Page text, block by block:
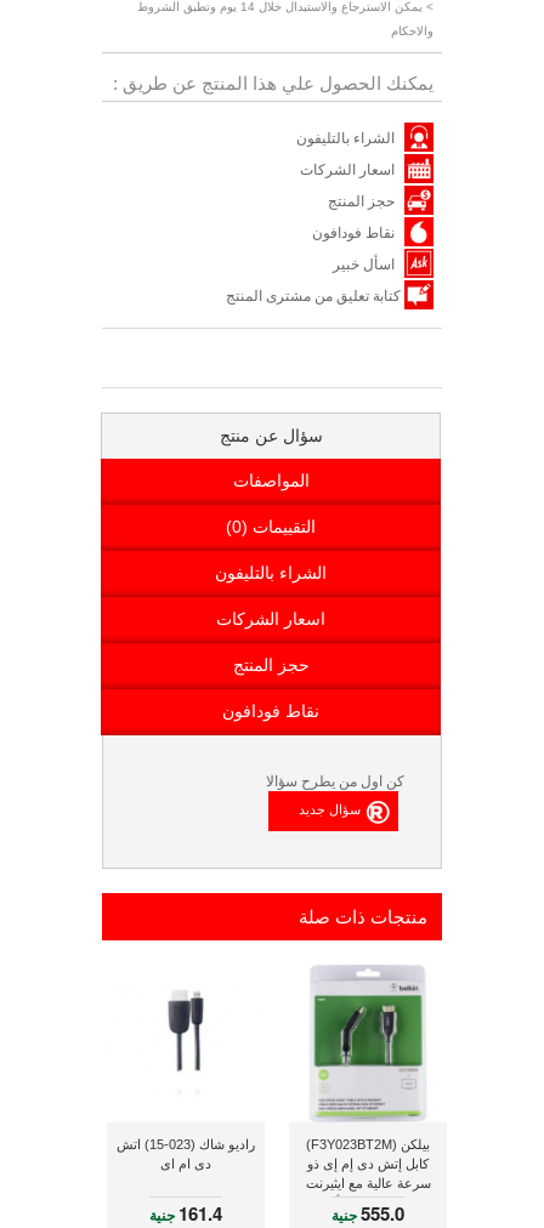
> يمكن الاسترجاع والاستبدال خلال 14 يوم وتطبق الشروط
والاحكام
يمكنك الحصول علي هذا المنتج عن طريق :
الشراء بالتليفون
اسعار الشركات
حجز المنتج
نقاط فودافون
اسأل خبير
كتابة تعليق من مشترى المنتج
سؤال عن منتج
المواصفات
التقييمات (0)
الشراء بالتليفون
اسعار الشركات
حجز المنتج
نقاط فودافون
كن اول من يطرح سؤالا
منتجات ذات صلة
بيلكن (F3Y023BT2M)
كابل إتش دى إم إى ذو
سرعة عالية مع ايثيرنت
ذو طول 2 متر, أسود
555.0جنية
راديو شاك (023-15) اتش
دى ام اى
161.4 جنية